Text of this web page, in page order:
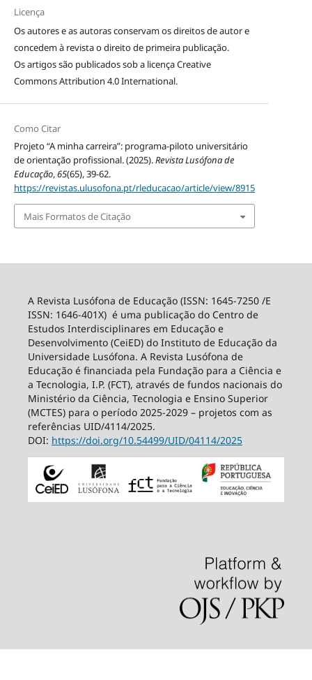
Licença
Os autores e as autoras conservam os direitos de autor e
concedem à revista o direito de primeira publicação.
Os artigos são publicados sob a licençaCreative
Commons Attribution 4.0 International.
Como Citar
Projeto “A minha carreira”: programa-piloto universitário
de orientação profissional. (2025).Revista Lusófona de
Educação,65(65), 39-62.
https://revistas.ulusofona.pt/rleducacao/article/view/8915
Mais Formatos de Citação
A Revista Lusófona de Educação (ISSN: 1645-7250 /E
ISSN: 1646-401X) é uma publicação do Centro de
Estudos Interdisciplinares em Educação e
Desenvolvimento (CeiED) do Instituto de Educação da
Universidade Lusófona. A Revista Lusófona de
Educação é financiada pela Fundação para a Ciência e
a Tecnologia, I.P. (FCT), através de fundos nacionais do
Ministério da Ciência, Tecnologia e Ensino Superior
(MCTES) para o período 2025-2029 – projetos com as
referências UID/4114/2025.
DOI: https://doi.org/10.54499/UID/04114/2025